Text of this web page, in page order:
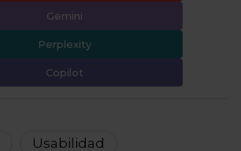
Gemini
Perplexity
Copilot
Usabilidad